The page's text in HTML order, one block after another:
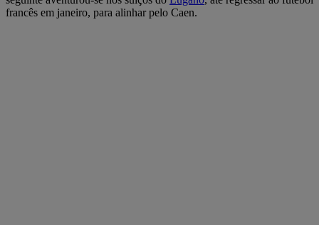
francês em janeiro, para alinhar pelo Caen.